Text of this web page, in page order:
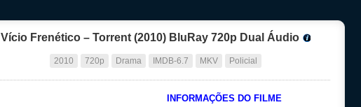
Vício Frenético – Torrent (2010) BluRay 720p Dual Áudio
2010 720p Drama IMDB-6.7 MKV Policial
INFORMAÇÕES DO FILME